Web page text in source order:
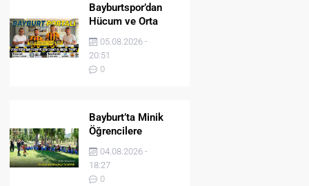
Bayburtspor’dan
Hücum ve Orta
Sahaya İki Önemli
Takviye
05.08.2026 -
20:51
0
Bayburt’ta Minik
Öğrencilere
Jandarma Mesleği
Tanıtıldı
04.08.2026 -
18:27
0